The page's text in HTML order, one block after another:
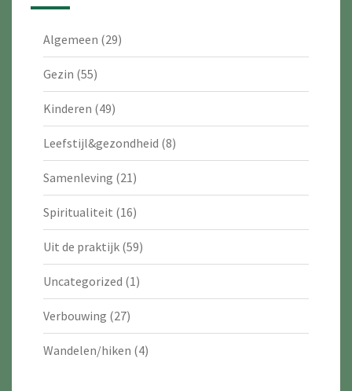
Algemeen (29)
Gezin (55)
Kinderen (49)
Leefstijl&gezondheid (8)
Samenleving (21)
Spiritualiteit (16)
Uit de praktijk (59)
Uncategorized (1)
Verbouwing (27)
Wandelen/hiken (4)